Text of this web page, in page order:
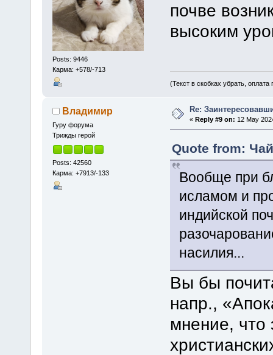
Posts: 9446
Карма: +578/-713
почве
высоким
(Текст в скобках убрать,
Владимир
Гуру форума
Трижды герой
Posts: 42560
Карма: +7913/-133
Re:
«Reply #9 on: 12 May
Quote from:
Вообще при
исламом и
индийской
насилия...
Вы бы
напр.,
мнение, что